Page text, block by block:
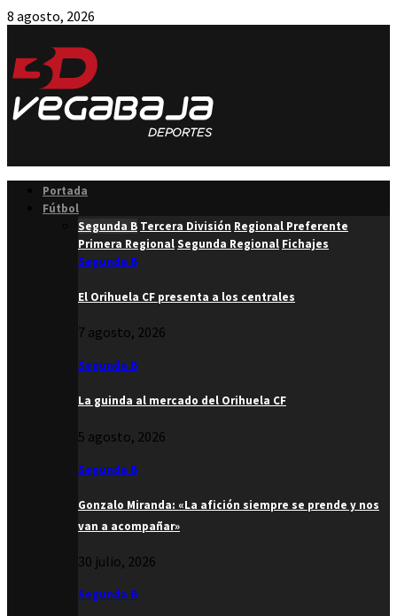
8 agosto, 2026
Portada
Fútbol
Segunda B Tercera División Regional Preferente
Primera RegionalSegunda Regional Fichajes
Segunda B
El Orihuela CF presenta a los centrales
7 agosto, 2026
Segunda B
La guinda al mercado del Orihuela CF
5 agosto, 2026
Segunda B
Gonzalo Miranda: «La afición siempre se prende y nos
van a acompañar»
30 julio, 2026
Segunda B